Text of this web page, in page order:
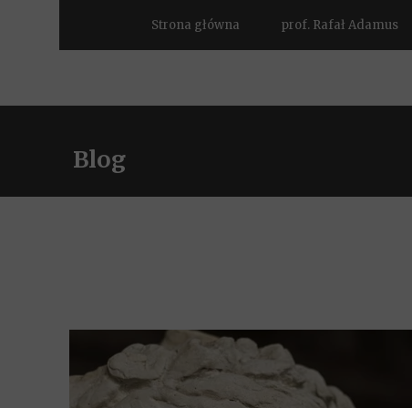
Strona główna prof. Rafał Adamus
Blog